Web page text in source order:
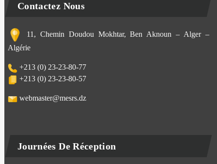
Contactez Nous
11, Chemin Doudou Mokhtar, Ben Aknoun – Alger –
Algérie
+213 (0) 23-23-80-77
+213 (0) 23-23-80-57
webmaster@mesrs.dz
Journées De Réception